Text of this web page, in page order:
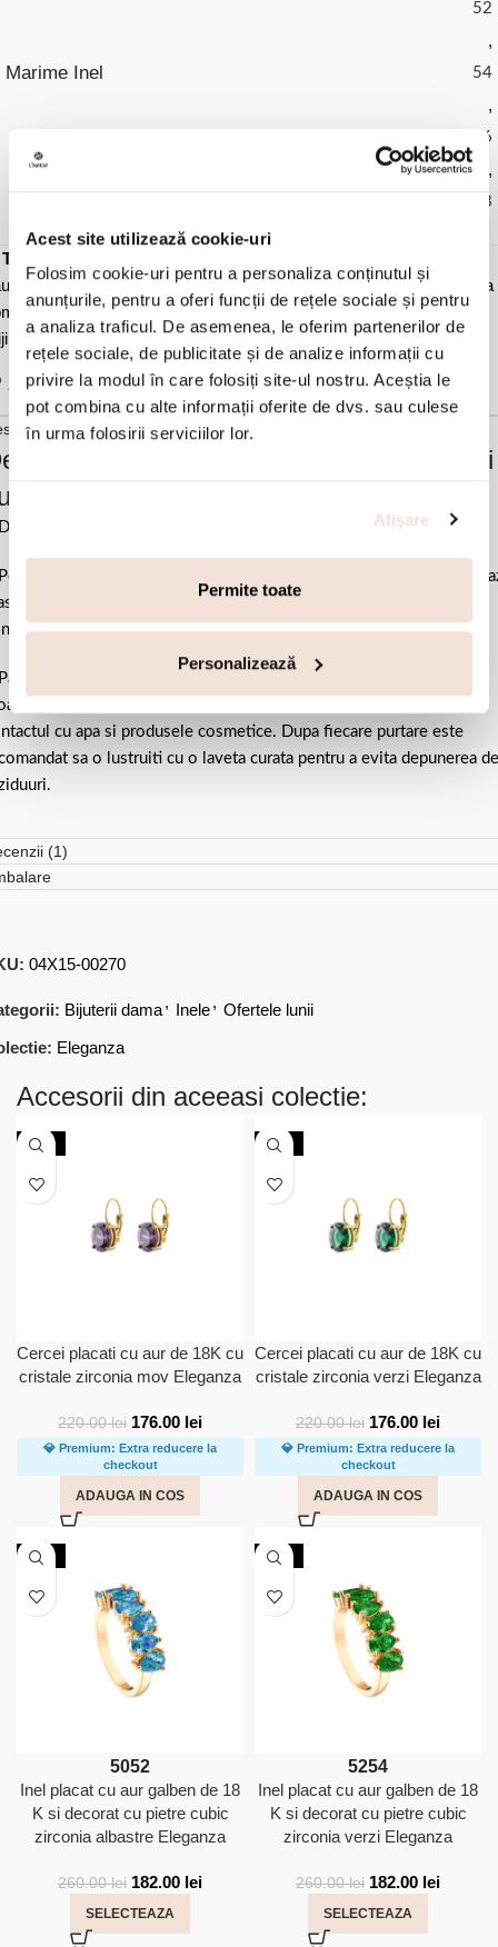
Acest site utilizează cookie-uri
Folosim cookie-uri pentru a personaliza conținutul și
anunțurile, pentru a oferi funcții de rețele sociale și pentru
a analiza traficul. De asemenea, le oferim partenerilor de
rețele sociale, de publicitate și de analize informații cu
privire la modul în care folosiți site-ul nostru. Aceștia le
pot combina cu alte informații oferite de dvs. sau culese
în urma folosirii serviciilor lor.
Afişare
Permite toate
Personalizează
Marime Inel
52
,
54
,
56
,
58
Transport gratuit
la easybox ✓ Schimb/retur garantattimp de 14 zile de la primirea
✓ Garantie de conformitate conform legii-Cumperi fara
✓ Ambalaj cadou tip sac Oxette sau Loisir.
Adauga in wishlist
si detalii
produsului Inel placat cu rodiu si
zirconia incolore Eleganza:
pietre 0.6 cm x 0.4 cm.
a afla masura potrivita consulta
si
in sectiunea “nota” din comanda ta. In cel mai scurt timp vei fi
pentru confirmare.
bijuteria in ambalajul original sau intr-un saculet de catifea
pentru a evita frecarea sau lovirea de alte materiale. Evitati
cu apa si produsele cosmetice. Dupa fiecare purtare este
sa o lustruiti cu o laveta curata pentru a evita depunerea de
(1)
04X15-00270
Bijuterii dama, Inele, Ofertele lunii
Eleganza
Accesorii din aceeasi colectie:
-20%
Cercei placati cu aur de 18K cu
cristale zirconia mov Eleganza
220.00lei 176.00 lei
💎 Premium: Extra reducere la
checkout
ADAUGA IN COS
-20%
Cercei placati cu aur de 18K cu
cristale zirconia verzi Eleganza
220.00lei 176.00 lei
💎 Premium: Extra reducere la
checkout
ADAUGA IN COS
-30%
5052
Inel placat cu aur galben de 18
K si decorat cu pietre cubic
zirconia albastre Eleganza
260.00lei 182.00 lei
SELECTEAZA
-30%
5254
Inel placat cu aur galben de 18
K si decorat cu pietre cubic
zirconia verzi Eleganza
260.00lei 182.00 lei
SELECTEAZA